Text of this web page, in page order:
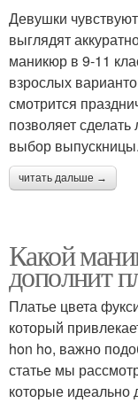
Девушки
выглядят
маникюр в 9-11
взрослых
смотрится
позволяет
выбор выпускницы.
читать дальше →
Какой
дополнит
Платье цвета
который
hon ho, важно
статье мы
которые идеально